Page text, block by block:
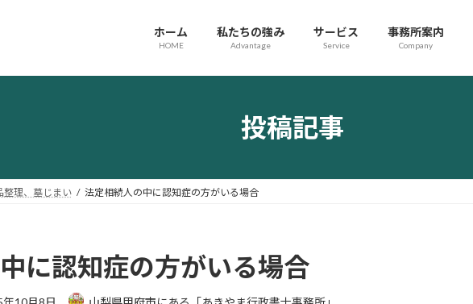
ホーム
HOME
私たちの強み
Advantage
サービス
Service
事務所案内
Company
投稿記事
整理、墓じまい 法定相続人の中に認知症の方がいる場合
に認知症の方がいる場合